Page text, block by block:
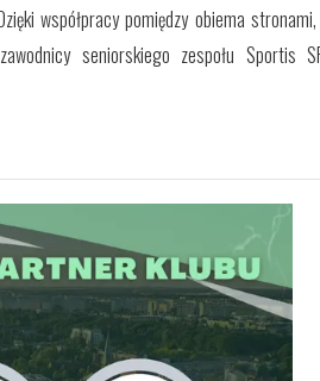
współpracy pomiędzy obiema
seniorskiego zespołu Sportis